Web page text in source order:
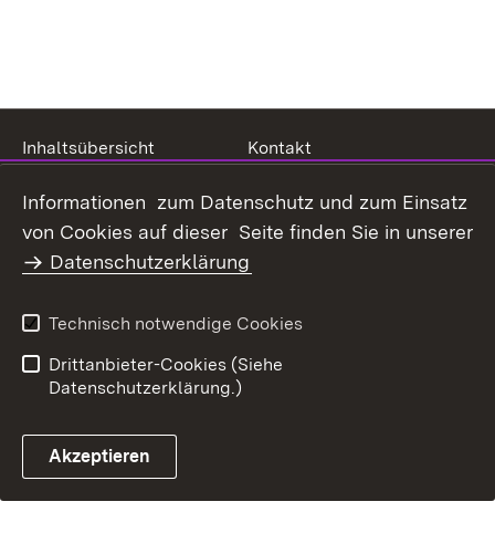
Inhaltsübersicht
Kontakt
Barrierefreiheit
Benutzungshinweise
Impressum
Informationen zum Datenschutz und zum Einsatz
von Cookies auf dieser Seite finden Sie in unserer
Datenschutzerklärung
Technisch notwendige Cookies
Drittanbieter-Cookies (Siehe
Datenschutzerklärung.)
Akzeptieren